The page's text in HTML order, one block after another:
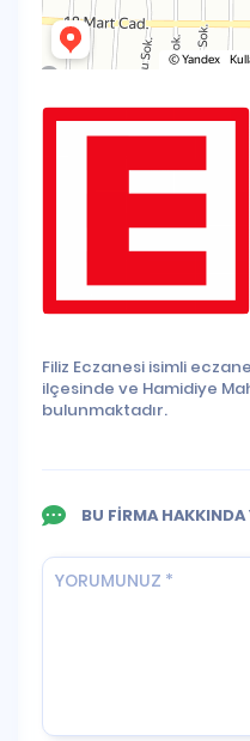
Filiz Eczanesi isimli
ilçesinde ve Hamidiye
bulunmaktadır.
BU FİRMA